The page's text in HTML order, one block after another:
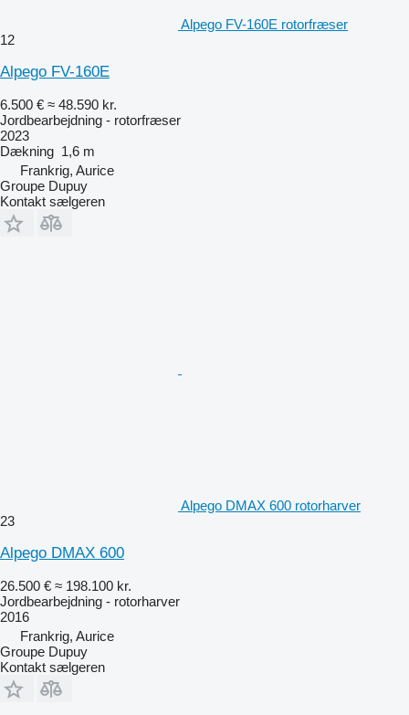
Alpego FV-160E rotorfræser
12
Alpego FV-160E
6.500 € ≈ 48.590 kr.
Jordbearbejdning - rotorfræser
2023
Dækning 1,6 m
Frankrig, Aurice
Groupe Dupuy
Kontakt sælgeren
Alpego DMAX 600 rotorharver
23
Alpego DMAX 600
26.500 € ≈ 198.100 kr.
Jordbearbejdning - rotorharver
2016
Frankrig, Aurice
Groupe Dupuy
Kontakt sælgeren